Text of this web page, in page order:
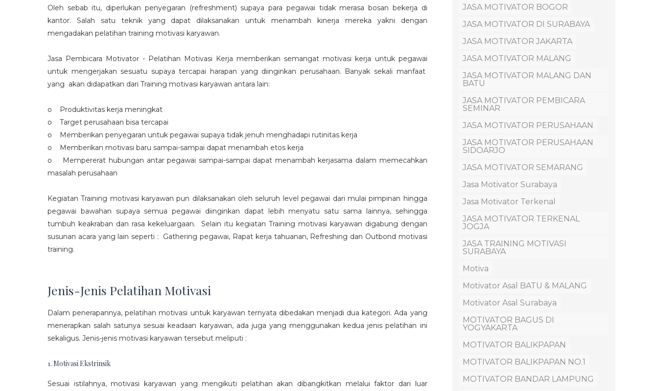
Oleh sebab itu, diperlukan penyegaran (refreshment) supaya para pegawai tidak merasa bosan bekerja di
kantor. Salah satu teknik yang dapat dilaksanakan untuk menambah kinerja mereka yakni dengan
mengadakan pelatihan training motivasi karyawan.
Jasa Pembicara Motivator - Pelatihan Motivasi Kerja memberikan semangat motivasi kerja untuk pegawai
untuk mengerjakan sesuatu supaya tercapai harapan yang diinginkan perusahaan. Banyak sekali manfaat
yang akan didapatkan dari Training motivasi karyawan antara lain:
o Produktivitas kerja meningkat
o Target perusahaan bisa tercapai
o Memberikan penyegaran untuk pegawai supaya tidak jenuh menghadapi rutinitas kerja
o Memberikan motivasi baru sampai-sampai dapat menambah etos kerja
o Mempererat hubungan antar pegawai sampai-sampai dapat menambah kerjasama dalam memecahkan
masalah perusahaan
Kegiatan Training motivasi karyawan pun dilaksanakan oleh seluruh level pegawai dari mulai pimpinan hingga
pegawai bawahan supaya semua pegawai diinginkan dapat lebih menyatu satu sama lainnya, sehingga
tumbuh keakraban dan rasa kekeluargaan. Selain itu kegiatan Training motivasi karyawan digabung dengan
susunan acara yang lain seperti : Gathering pegawai, Rapat kerja tahuanan, Refreshing dan Outbond motivasi
training.
Jenis-Jenis Pelatihan Motivasi
Dalam penerapannya, pelatihan motivasi untuk karyawan ternyata dibedakan menjadi dua kategori. Ada yang
menerapkan salah satunya sesuai keadaan karyawan, ada juga yang menggunakan kedua jenis pelatihan ini
sekaligus. Jenis-jenis motivasi karyawan tersebut meliputi :
1. Motivasi Ekstrinsik
Sesuai istilahnya, motivasi karyawan yang mengikuti pelatihan akan dibangkitkan melalui faktor dari luar
JASA MOTIVATOR BOGOR
JASA MOTIVATOR DI SURABAYA
JASA MOTIVATOR JAKARTA
JASA MOTIVATOR MALANG
JASA MOTIVATOR MALANG DAN
BATU
JASA MOTIVATOR PEMBICARA
SEMINAR
JASA MOTIVATOR PERUSAHAAN
JASA MOTIVATOR PERUSAHAAN
SIDOARJO
JASA MOTIVATOR SEMARANG
Jasa Motivator Surabaya
Jasa Motivator Terkenal
JASA MOTIVATOR TERKENAL
JOGJA
JASA TRAINING MOTIVASI
SURABAYA
Motiva
Motivator Asal BATU & MALANG
Motivator Asal Surabaya
MOTIVATOR BAGUS DI
YOGYAKARTA
MOTIVATOR BALIKPAPAN
MOTIVATOR BALIKPAPAN NO.1
MOTIVATOR BANDAR LAMPUNG